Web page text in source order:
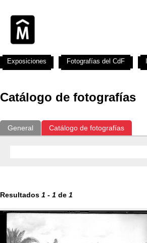
Catálogo de fotografías
General Catálogo de fotografías
Resultados 1 - 1 de 1
Exposiciones Fotografías del CdF